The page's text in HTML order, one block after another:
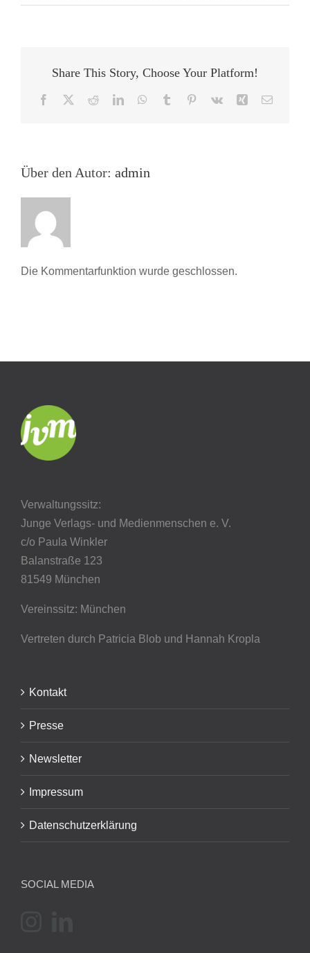
Share This Story, Choose Your Platform!
Facebook RedditLinkedInWhatsApp
Tumblr Pinterest
Vk Xing E-
Über den Autor: admin
Die Kommentarfunktion wurde geschlossen.
Verwaltungssitz:
Junge Verlags- und Medienmenschen e. V.
c/o Paula Winkler
Balanstraße 123
81549 München
Vereinssitz: München
Vertreten durch Patricia Blob und Hannah Kropla
Kontakt
Presse
Newsletter
Impressum
Datenschutzerklärung
SOCIAL MEDIA